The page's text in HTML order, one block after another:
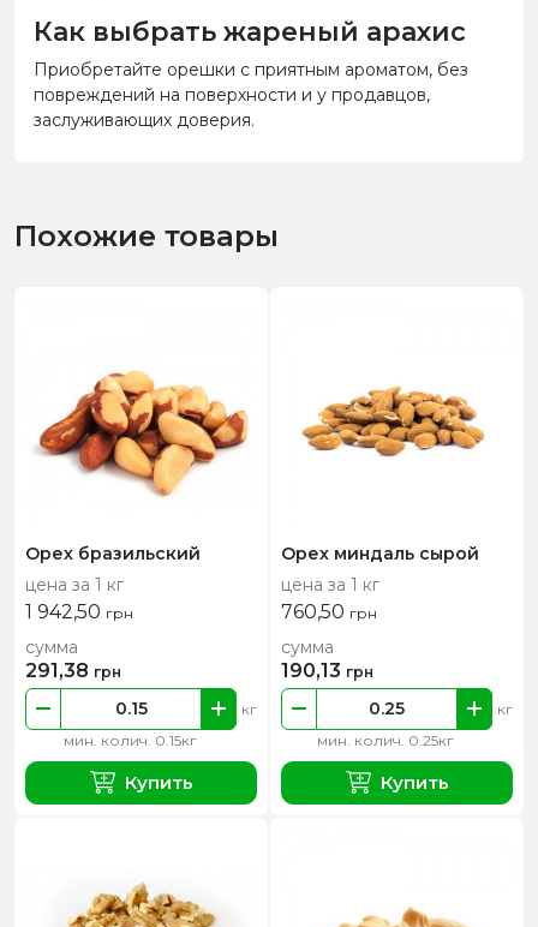
Как выбрать жареный арахис
Приобретайте орешки с приятным ароматом, без
повреждений на поверхности и у продавцов,
заслуживающих доверия.
Похожие товары
Орех бразильский
цена за 1 кг
1 942,50 грн
мин. колич. 0.15кг
кг
сумма
291,38 грн
Купить
Орех миндаль сырой
цена за 1 кг
760,50 грн
мин. колич. 0.25кг
кг
сумма
190,13 грн
Купить